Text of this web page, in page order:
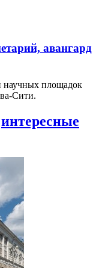
авангард
научных площадок
Сити.
интересные